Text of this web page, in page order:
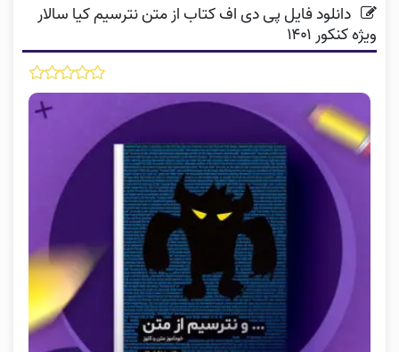
دانلود فایل پی دی اف کتاب از متن نترسیم کیا سالار
ویژه کنکور ۱۴۰۱